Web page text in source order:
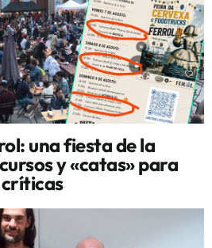
una fiesta de la
y «catas» para